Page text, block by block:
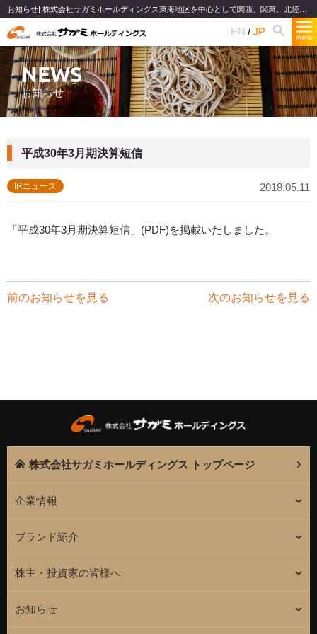
EN JP
NEWS
お知らせ
平成30年3月期決算短信
IRニュース 2018.05.11
「平成30年3月期決算短信」(PDF)を掲載いたしました。
前のお知らせを見る 次のお知らせを見る
株式会社サガミホールディングス トップページ
企業情報
ブランド紹介
株主・投資家の皆様へ
お知らせ